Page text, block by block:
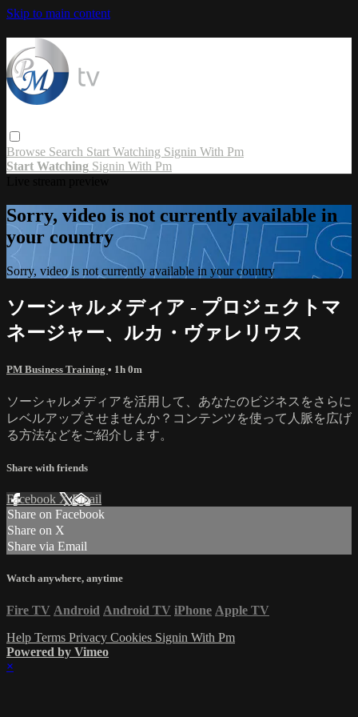
Skip to main content
Browse Search Start Watching Signin With Pm
Start Watching Signin With Pm
Sorry, video is not currently available in
your country
Sorry, video is not currently available in your country
ソーシャルメディア - プロジェクトマ
ネージャー、ルカ・ヴァレリウス
PM Business Training • 1h 0m
ソーシャルメディアを活用して、あなたのビジネスをさらに
レベルアップさせませんか？コンテンツを使って人脈を広げ
る方法などをご紹介します。
Share with friends
Facebook XEmail
Share on Facebook
Share on X
Share via Email
Watch anywhere, anytime
Fire TV Android Android TV iPhone Apple TV
Help Terms Privacy Cookies Signin With Pm
Powered by Vimeo
×